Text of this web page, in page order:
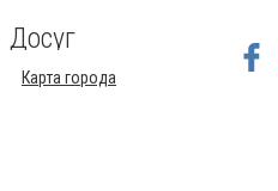
Досуг
Карта города